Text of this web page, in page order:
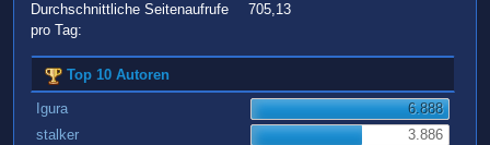
Durchschnittliche Seitenaufrufe
pro Tag:
705,13
Top 10 Autoren
Igura
6.888
stalker
3.886